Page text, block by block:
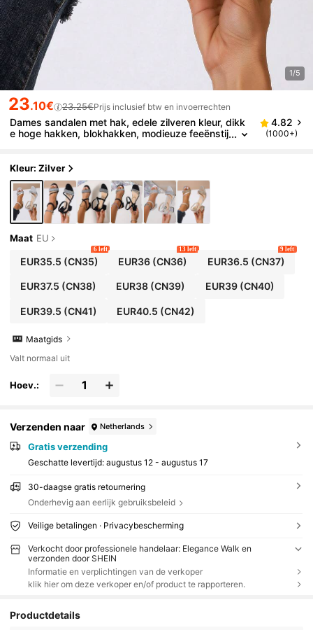
1/5
23.10€ 23.25€Prijs inclusief btw en invoerrechten
Dames sandalen met hak, edele zilveren kleur, dikk
e hoge hakken, blokhakken, modieuze feeënstij
4.82
(1000+)
Kleur: Zilver
Maat EU
EUR35.5 (CN35)
6 left
EUR36 (CN36)
13 left
EUR36.5 (CN37)
9 left
EUR37.5 (CN38) EUR38 (CN39) EUR39(CN40)
EUR39.5 (CN41) EUR40.5 (CN42)
Maatgids
Valt normaal uit
Hoev.:
Verzenden naar Netherlands
Gratis verzending
Geschatte levertijd: augustus 12 - augustus 17
30-daagse gratis retournering
Onderhevig aan eerlijk gebruiksbeleid
Veilige betalingen · Privacybescherming
Verkocht door professionele handelaar: Elegance Walk en
verzonden door SHEIN
Informatie en verplichtingen van de verkoper
klik hier om deze verkoper en/of product te rapporteren.
Productdetails